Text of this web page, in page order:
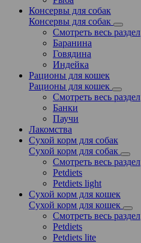
Консервы для собак
Консервы для собак
Смотреть весь раздел
Баранина
Говядина
Индейка
Рационы для кошек
Рационы для кошек
Смотреть весь раздел
Банки
Паучи
Лакомства
Сухой корм для собак
Сухой корм для собак
Смотреть весь раздел
Petdiets
Petdiets light
Сухой корм для кошек
Сухой корм для кошек
Смотреть весь раздел
Petdiets
Petdiets lite